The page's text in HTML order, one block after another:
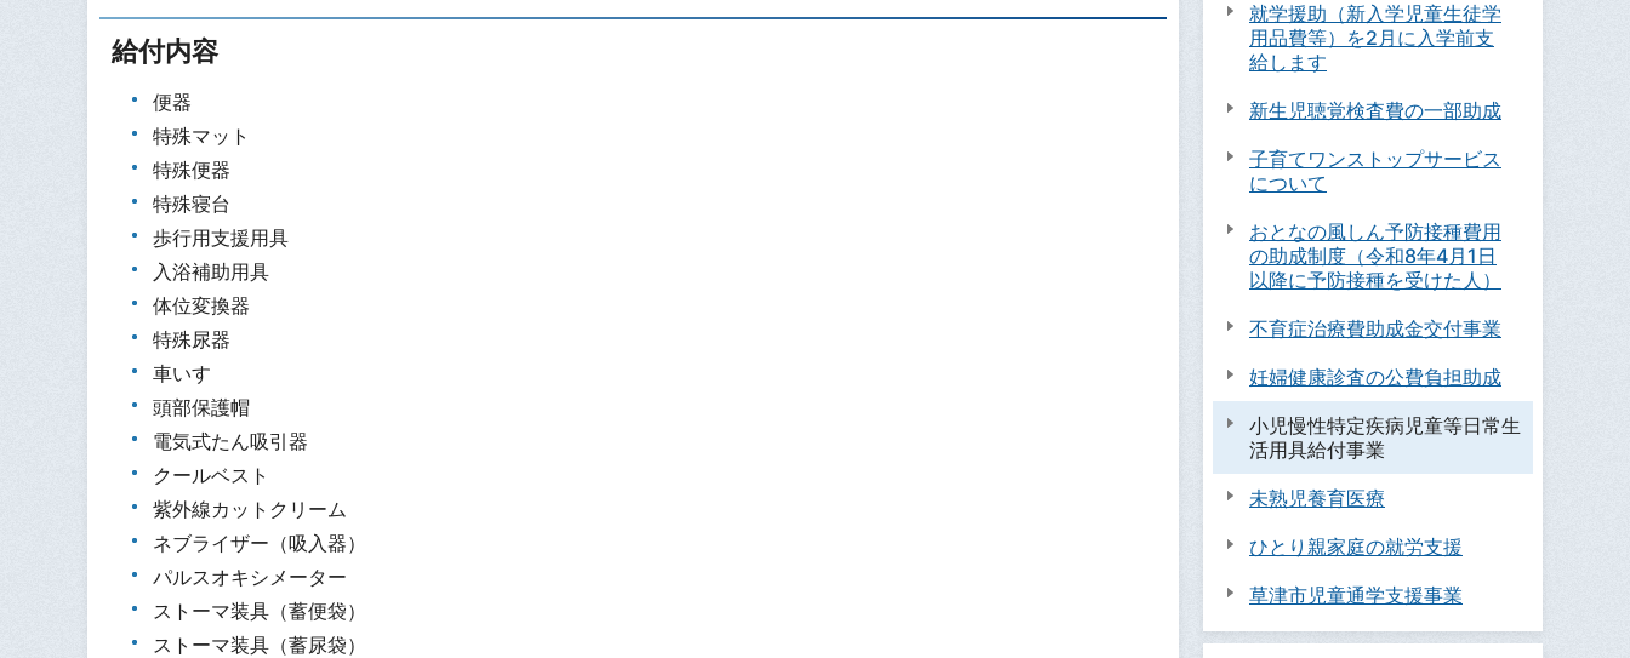
給付内容
便器
特殊マット
特殊便器
特殊寝台
歩行用支援用具
入浴補助用具
体位変換器
特殊尿器
車いす
頭部保護帽
電気式たん吸引器
クールベスト
紫外線カットクリーム
ネブライザー（吸入器）
パルスオキシメーター
ストーマ装具（蓄便袋）
ストーマ装具（蓄尿袋）
就学援助（新入学児童生徒学
用品費等）を2月に入学前支
給します
新生児聴覚検査費の一部助成
子育てワンストップサービス
について
おとなの風しん予防接種費用
の助成制度（令和8年4月1日
以降に予防接種を受けた人）
不育症治療費助成金交付事業
妊婦健康診査の公費負担助成
小児慢性特定疾病児童等日常生
活用具給付事業
未熟児養育医療
ひとり親家庭の就労支援
草津市児童通学支援事業